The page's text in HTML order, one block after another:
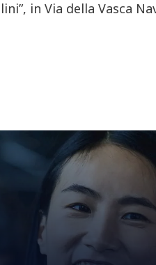
in Via della Vasca